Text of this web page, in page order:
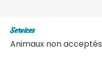
Services
Animaux non acceptés